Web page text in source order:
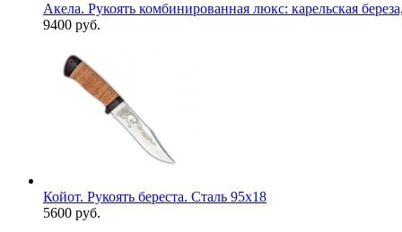
Акела. Рукоять комбинированная люкс: карельская
9400 руб.
Койот. Рукоять береста. Сталь 95х18
5600 руб.